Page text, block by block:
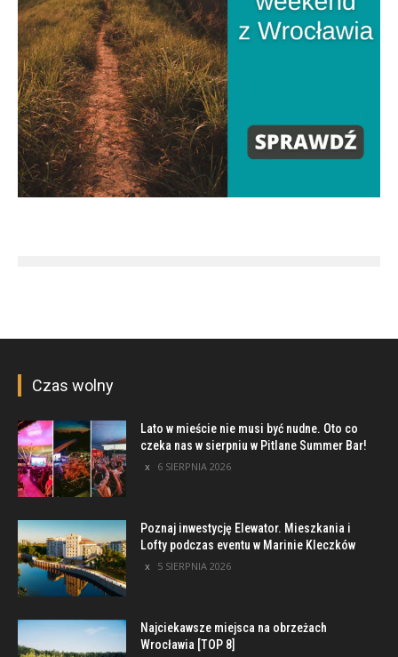
Czas wolny
Lato w mieście nie musi być nudne. Oto co
czeka nas w sierpniu w Pitlane Summer Bar!
6 SIERPNIA 2026
Poznaj inwestycję Elewator. Mieszkania i
Lofty podczas eventu w Marinie Kleczków
5 SIERPNIA 2026
Najciekawsze miejsca na obrzeżach
Wrocławia [TOP 8]